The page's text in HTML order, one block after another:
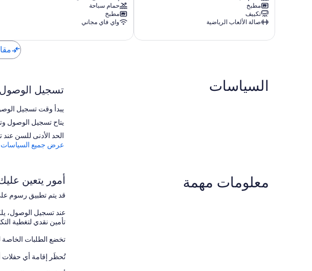
&
Hotel
Zone
مطبخ
تكييف
صالة الألعاب الرياضية
San
Miguel
de
حمام سباحة
مطبخ
واي فاي مجاني
السياسات تسجيل الوصول
يبدأ وقت تسجيل الوصول
يتاح تسجيل الوصول
الحد الأدنى للسن عند
عرض جميع السياسات
معلومات مهمة أمور يتعين
قد يتم تطبيق رسوم
عند تسجيل الوصول،
تأمين نقدي لتغطية
تخضع الطلبات
تُحظَر إقامة أي حفلات